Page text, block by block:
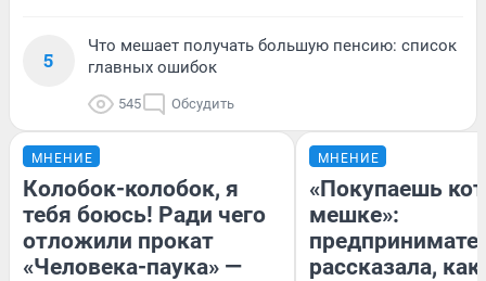
5
Что мешает получать большую пенсию: список
главных ошибок
545 Обсудить
МНЕНИЕ
Колобок-колобок, я
тебя боюсь! Ради чего
отложили прокат
«Человека-паука» —
МНЕНИЕ
«Покупаешь
мешке»:
рассказала, как